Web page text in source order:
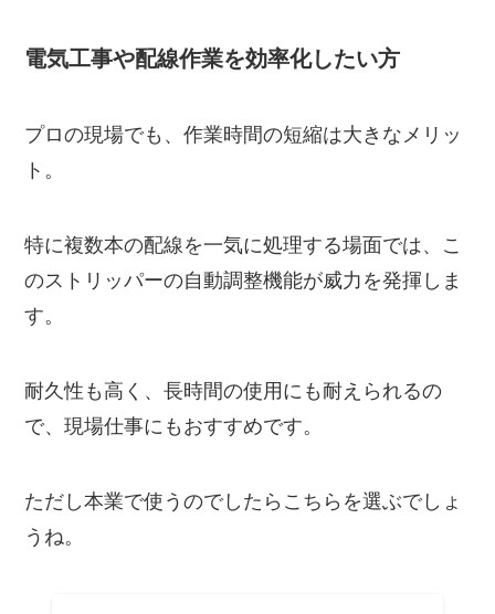
電気工事や配線作業を効率化したい方
プロの現場でも、作業時間の短縮は大きなメリッ
ト。
特に複数本の配線を一気に処理する場面では、こ
のストリッパーの自動調整機能が威力を発揮しま
す。
耐久性も高く、長時間の使用にも耐えられるの
で、現場仕事にもおすすめです。
ただし本業で使うのでしたらこちらを選ぶでしょ
うね。